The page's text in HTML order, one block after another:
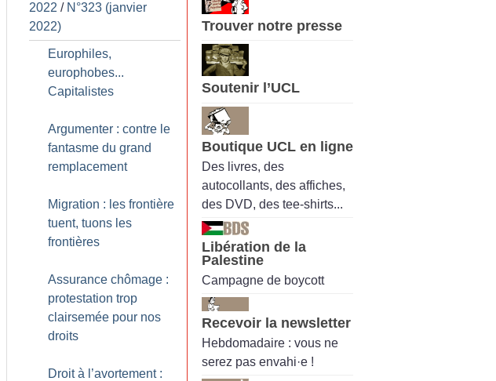
2022 / N°323 (janvier
2022)
Europhiles,
europhobes...
Capitalistes
Argumenter : contre le
fantasme du grand
remplacement
Migration : les frontière
tuent, tuons les
frontières
Assurance chômage :
protestation trop
clairsemée pour nos
droits
Droit à l’avortement :
Trouver notre presse
Soutenir l’UCL
Boutique UCL en ligne
Des livres, des
autocollants, des affiches,
des DVD, des tee-shirts...
Libération de la
Palestine
Campagne de boycott
Recevoir la newsletter
Hebdomadaire : vous ne
serez pas envahi·e !